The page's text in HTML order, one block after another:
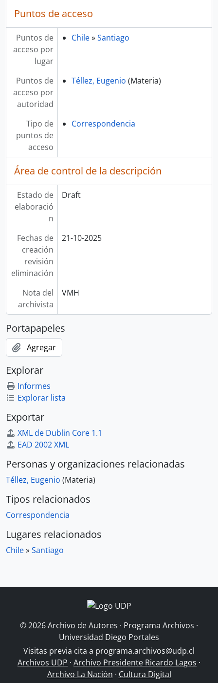
Puntos de acceso
Puntos de
acceso por
lugar
Chile»Santiago
Puntos de
acceso por
autoridad
Téllez, Eugenio (Materia)
Tipo de
puntos de
acceso
Correspondencia
Área de control de la descripción
Estado de
elaboració
n
Draft
Fechas de
creación
revisión
eliminación
21-10-2025
Nota del
archivista
VMH
Portapapeles
Agregar
Explorar
Informes
Explorar lista
Exportar
XML de Dublin Core 1.1
EAD 2002 XML
Personas y organizaciones relacionadas
Téllez, Eugenio (Materia)
Tipos relacionados
Correspondencia
Lugares relacionados
Chile»Santiago
© 2026 Archivo de Autores · Programa Archivos ·
Universidad Diego Portales
Visitas previa cita a programa.archivos@udp.cl
Archivos UDP · Archivo Presidente Ricardo Lagos ·
Archivo La Nación · Cultura Digital